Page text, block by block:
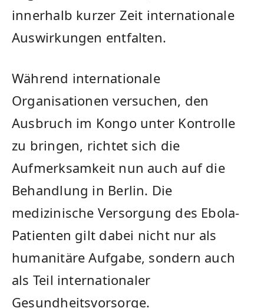
innerhalb kurzer Zeit internationale
Auswirkungen entfalten.
Während internationale
Organisationen versuchen, den
Ausbruch im Kongo unter Kontrolle
zu bringen, richtet sich die
Aufmerksamkeit nun auch auf die
Behandlung in Berlin. Die
medizinische Versorgung des Ebola-
Patienten gilt dabei nicht nur als
humanitäre Aufgabe, sondern auch
als Teil internationaler
Gesundheitsvorsorge.